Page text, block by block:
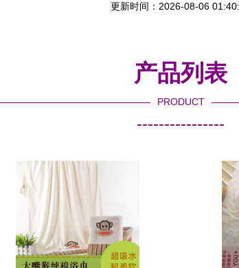
更新时间：2026-08-06
产品列表
PRODUCT
----------------